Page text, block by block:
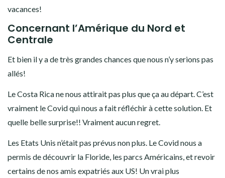
vacances!
Concernant l’Amérique du Nord et
Centrale
Et bien il y a de très grandes chances que nous n’y serions pas
allés!
Le Costa Rica ne nous attirait pas plus que ça au départ. C’est
vraiment le Covid qui nous a fait réfléchir à cette solution. Et
quelle belle surprise!! Vraiment aucun regret.
Les Etats Unis n’était pas prévus non plus. Le Covid nous a
permis de découvrir la Floride, les parcs Américains, et revoir
certains de nos amis expatriés aux US! Un vrai plus